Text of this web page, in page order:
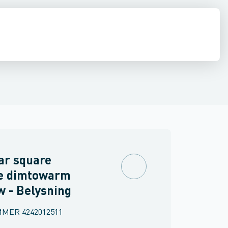
square
dimtowarm
- Belysning
4242012511